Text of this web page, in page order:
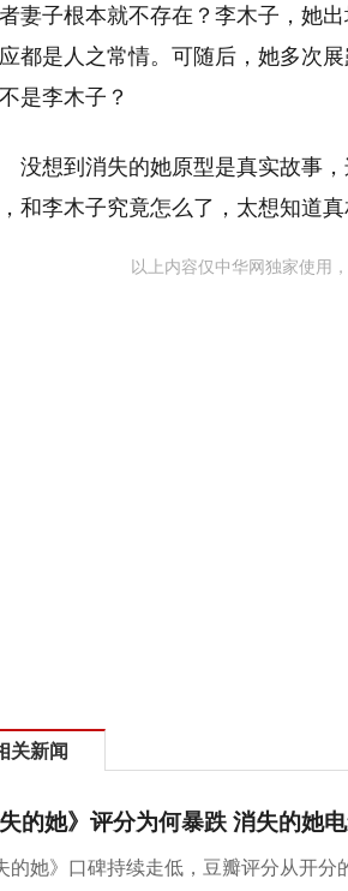
妻子根本就不存在？李木子，她
都是人之常情。可随后，她多次
是李木子？
没想到消失的她原型是真实故事
和李木子究竟怎么了，太想知道真
以上内容仅中华网独家使用
关新闻
失的她》评分为何暴跌 消失的她
的她》口碑持续走低，豆瓣评分从开